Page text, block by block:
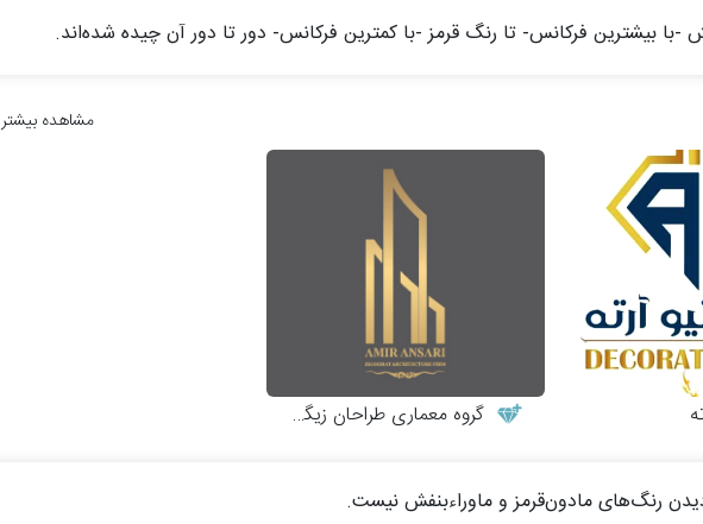
بیشترین فرکانس- تا رنگ قرمز -با کمترین فرکانس- دور تا دور آن چیده‌ شده‌اند.
مشاهده بیشتر
گروه معماری طراحان زیگورات
رنگ‌های مادون‌قرمز و ماوراء‌بنفش نیست.